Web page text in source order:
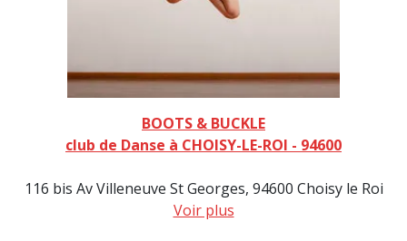
BOOTS & BUCKLE
club de Danse à CHOISY-LE-ROI - 94600
116 bis Av Villeneuve St Georges, 94600 Choisy le Roi
Voir plus